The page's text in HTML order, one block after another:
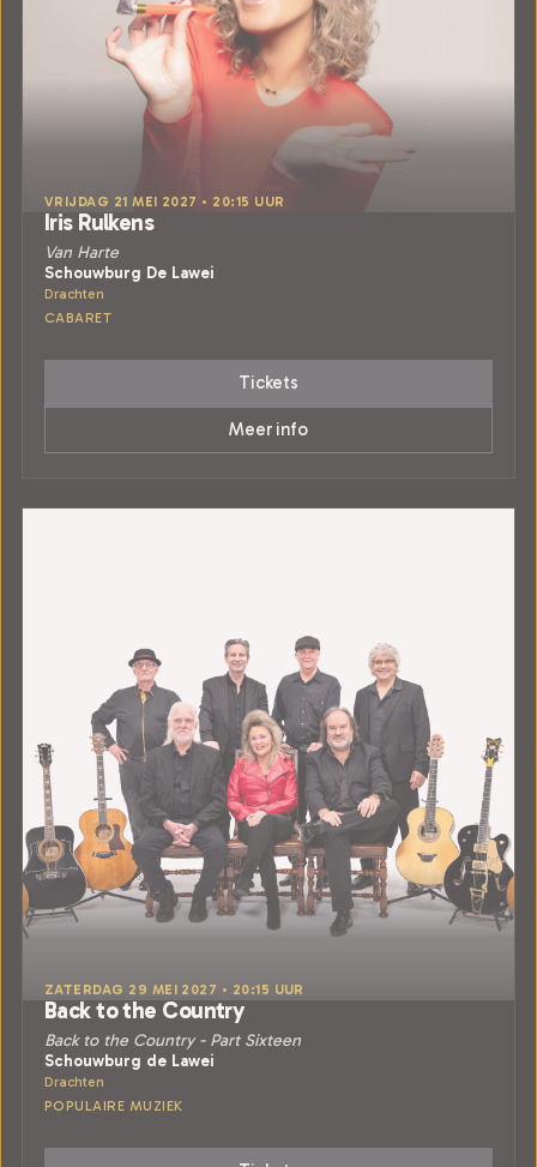
VRIJDAG 21 MEI 2027 • 20:15 UUR
Iris Rulkens
Van Harte
Schouwburg De Lawei
Drachten
CABARET
Tickets
Meer info
ZATERDAG 29 MEI 2027 • 20:15 UUR
Back to the Country
Back to the Country - Part Sixteen
Schouwburg de Lawei
Drachten
POPULAIRE MUZIEK